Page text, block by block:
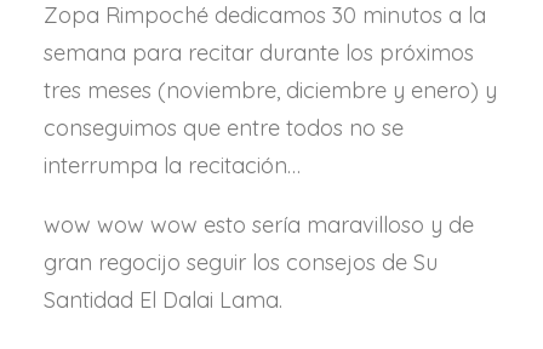
Zopa Rimpoché dedicamos 30 minutos a la
semana para recitar durante los próximos
tres meses (noviembre, diciembre y enero) y
conseguimos que entre todos no se
interrumpa la recitación…
wow wow wow esto sería maravilloso y de
gran regocijo seguir los consejos de Su
Santidad El Dalai Lama.